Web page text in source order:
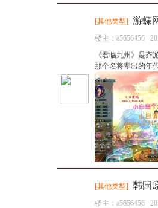
[其他类型] 游蝶
楼主： a5656456
《君临九州》是
那个名将辈出的年
[其他类型] 韩国
楼主： a5656456